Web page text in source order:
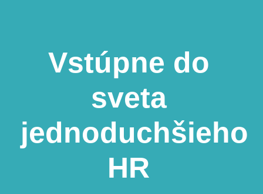
Vstúpne do
sveta
jednoduchšieho
HR